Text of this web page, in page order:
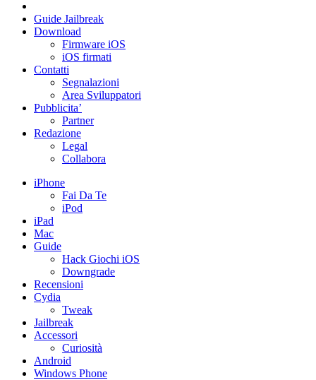
Guide Jailbreak
Download
Firmware iOS
iOS firmati
Contatti
Segnalazioni
Area Sviluppatori
Pubblicita’
Partner
Redazione
Legal
Collabora
iPhone
Fai Da Te
iPod
iPad
Mac
Guide
Hack Giochi iOS
Downgrade
Recensioni
Cydia
Tweak
Jailbreak
Accessori
Curiosità
Android
Windows Phone